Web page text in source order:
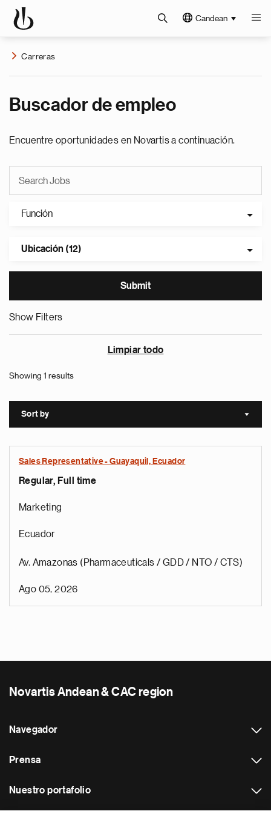
Candean
Carreras
Buscador de empleo
Encuentre oportunidades en Novartis a continuación.
Función
Ubicación (12)
Show Filters
Limpiar todo
Showing 1 results
Sort by Sort
Sales Representative - Guayaquil, Ecuador
Regular, Full time
Marketing
Ecuador
Av. Amazonas (Pharmaceuticals / GDD / NTO / CTS)
Ago 05, 2026
Novartis Andean & CAC region
Navegador
Prensa
Nuestro portafolio